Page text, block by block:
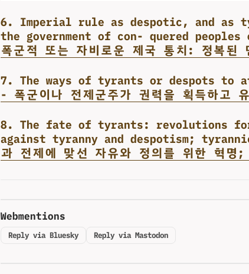
6. Imperial rule as despotic, and as
the government of con- quered
폭군적 또는 자비로운 제국 통치: 정복된
7. The ways of tyrants or despots to
- 폭군이나 전제군주가 권력을 획득하고
8. The fate of tyrants: revolutions
against tyranny and despotism;
과 전제에 맞선 자유와 정의를 위한 혁명;
Webmentions
Reply via Bluesky Reply via Mastodon